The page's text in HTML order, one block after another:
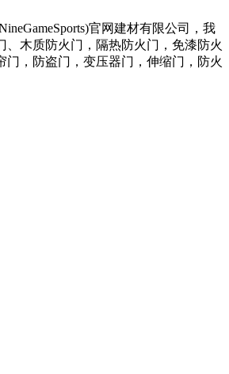
官网建材有限公司，我
、木质防火门，隔热防火门，免漆防火
门，防盗门，变压器门，伸缩门，防火